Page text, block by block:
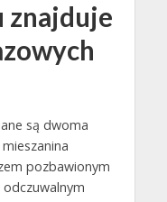
znajduje
są dwoma
pozbawionym